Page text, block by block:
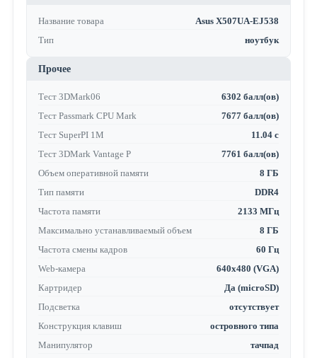
Название товара
Asus X507UA-EJ538
Тип
ноутбук
Прочее
Тест 3DMark06
6302 балл(ов)
Тест Passmark CPU Mark
7677 балл(ов)
Тест SuperPI 1M
11.04 с
Тест 3DMark Vantage P
7761 балл(ов)
Объем оперативной памяти
8 ГБ
Тип памяти
DDR4
Частота памяти
2133 МГц
Максимально устанавливаемый объем
8 ГБ
Частота смены кадров
60 Гц
Web-камера
640x480 (VGA)
Картридер
Да (microSD)
Подсветка
отсутствует
Конструкция клавиш
островного типа
Манипулятор
тачпад